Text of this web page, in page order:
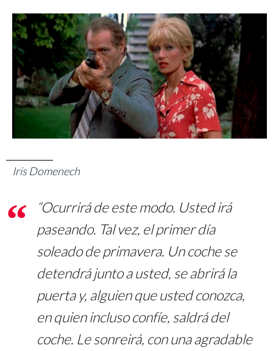
Iris Domenech
“Ocurrirá de este modo. Usted irá
paseando. Tal vez, el primer día
soleado de primavera. Un coche se
detendrá junto a usted, se abrirá la
puerta y, alguien que usted conozca,
en quien incluso confíe, saldrá del
coche. Le sonreirá, con una agradable